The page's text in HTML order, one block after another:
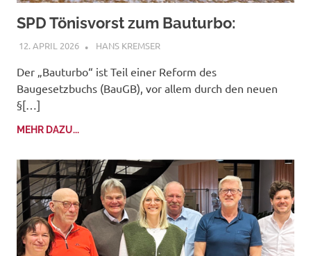
SPD Tönisvorst zum Bauturbo:
12. APRIL 2026 HANS KREMSER
Der „Bauturbo“ ist Teil einer Reform des
Baugesetzbuchs (BauGB), vor allem durch den neuen
§[…]
MEHR DAZU...